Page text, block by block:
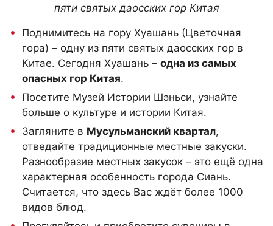
пяти святых даосских гор Китая
Поднимитесь на гору Хуашань (Цветочная
гора) – одну из пяти святых даосских гор в
Китае. Сегодня Хуашань –одна из самых
опасных гор Китая.
Посетите Музей Истории Шэньси, узнайте
больше о культуре и истории Китая.
Загляните в Мусульманский квартал,
отведайтетрадиционные местные закуски.
Разнообразие местных закусок – это ещё одна
характерная особенность города Сиань.
Считается, что здесь Вас ждёт более 1000
видов блюд.